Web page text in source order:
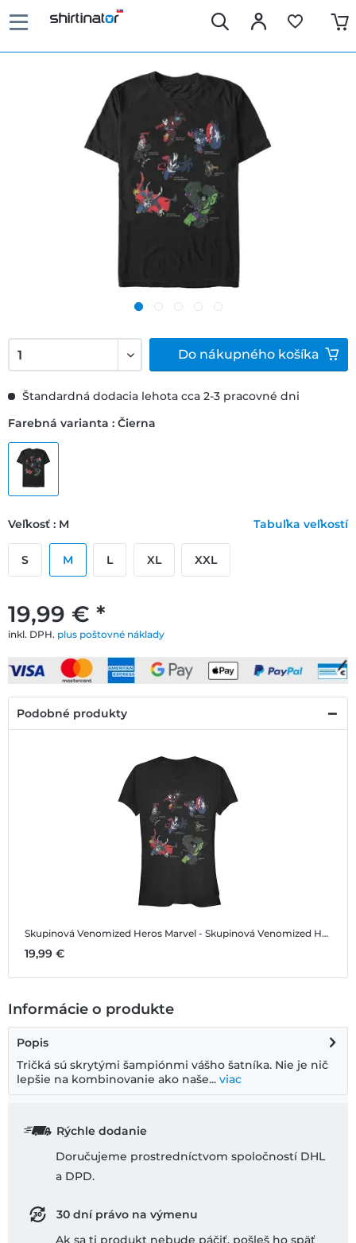
19,99 € *
inkl. DPH. plus poštovné náklady
Štandardná dodacia lehota cca 2-3 pracovné dni
Farebná varianta : Čierna
Veľkosť : M Tabuľka veľkostí
S M L XL XXL
Do nákupného košíka
Podobné produkty
Skupinová Venomized Heros Marvel - Skupinová Venomized Heros - Dámske Tričko
19,99 €
Informácie o produkte
Popis
Tričká sú skrytými šampiónmi vášho šatníka. Nie je nič
lepšie na kombinovanie ako naše... viac
Rýchle dodanie
Doručujeme prostredníctvom spoločností DHL
a DPD.
30 dní právo na výmenu
Ak sa ti produkt nebude páčiť, pošleš ho späť